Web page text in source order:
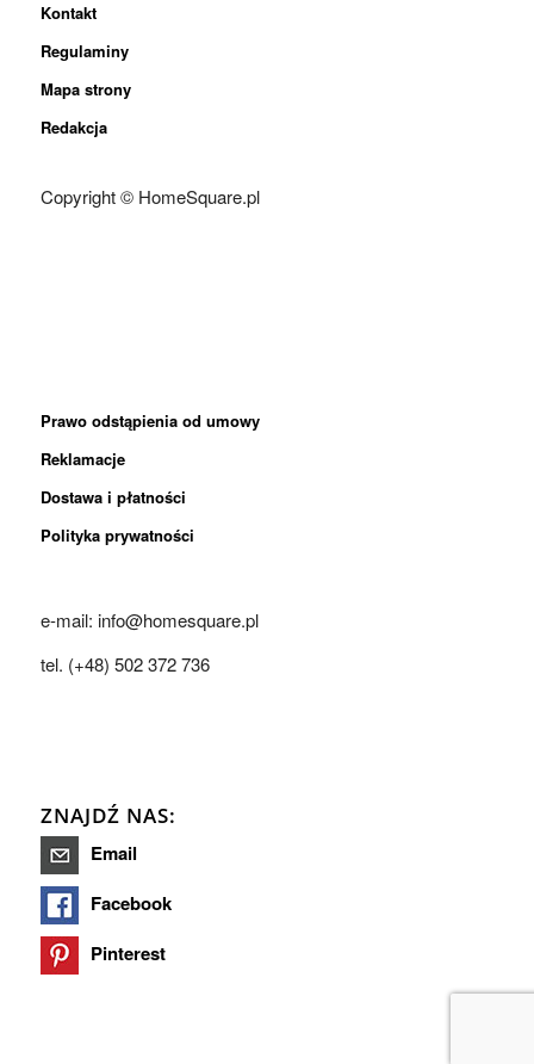
Kontakt
Regulaminy
Mapa strony
Redakcja
Copyright © HomeSquare.pl
Prawo odstąpienia od umowy
Reklamacje
Dostawa i płatności
Polityka prywatności
e-mail: info@homesquare.pl
tel. (+48) 502 372 736
ZNAJDŹ NAS:
Email
Facebook
Pinterest